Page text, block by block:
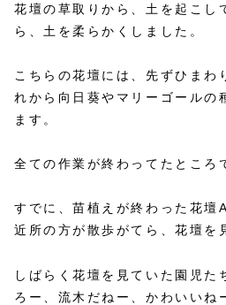
花壇の草取りから、土を起こし
ら、土を柔らかくしました。
こちらの花壇には、先ずひまわ
れから向日葵やマリーゴールの
ます。
全ての作業が終わってたところ
すでに、苗植えが終わった花壇
近所の方が散歩がてら、花壇を
しばらく花壇を見ていた園児た
ろー、流木だねー、かわいいね